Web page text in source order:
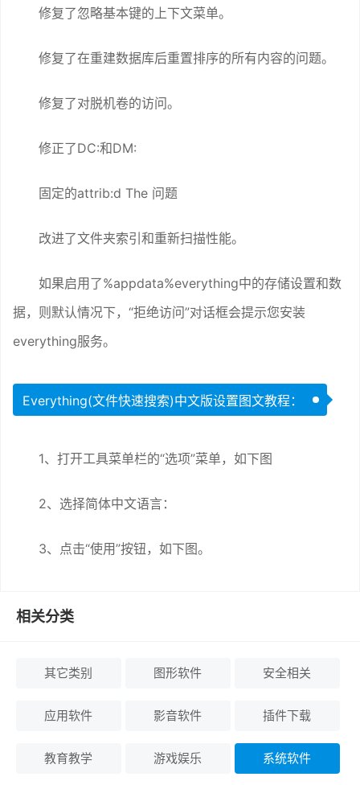
修复了忽略基本键的上下文菜单。
修复了在重建数据库后重置排序的所有内容的问题。
修复了对脱机卷的访问。
修正了DC:和DM:
固定的attrib:d The 问题
改进了文件夹索引和重新扫描性能。
如果启用了%appdata%everything中的存储设置和数
据，则默认情况下，“拒绝访问”对话框会提示您安装
everything服务。
Everything(文件快速搜索)中文版设置图文教程：
1、打开工具菜单栏的“选项”菜单，如下图
2、选择简体中文语言：
3、点击“使用”按钮，如下图。
相关分类
其它类别 图形软件 安全相关
应用软件 影音软件 插件下载
教育教学 游戏娱乐 系统软件